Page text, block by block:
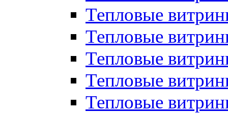
Тепловые
Тепловые
Тепловые
Тепловые
Тепловые